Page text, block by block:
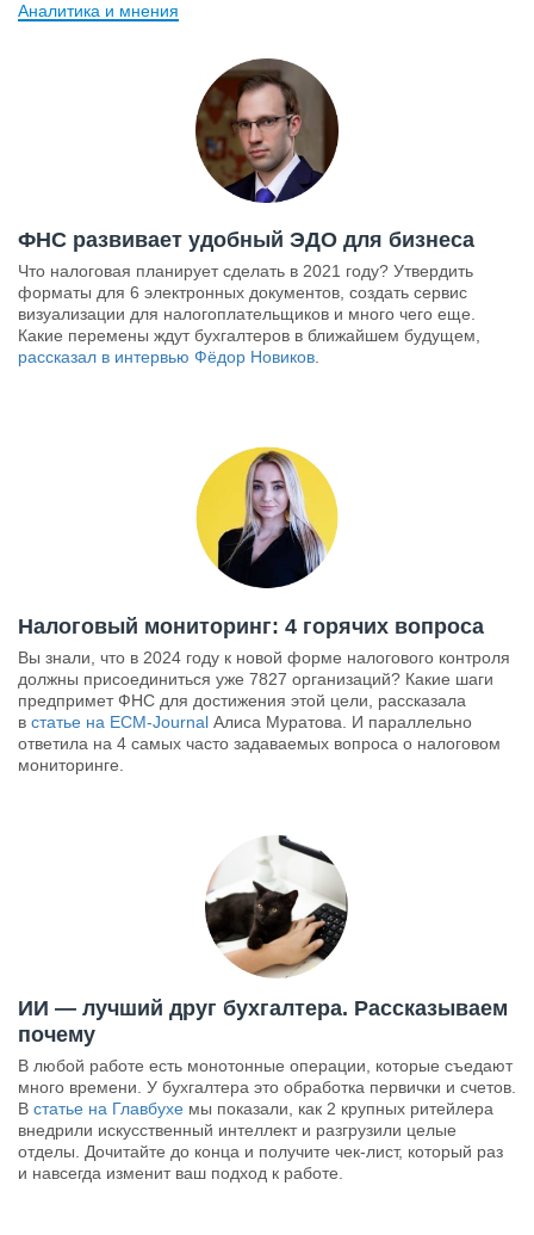
Аналитика и мнения
ФНС развивает удобный ЭДО для бизнеса
Что налоговая планирует сделать в 2021 году? Утвердить
форматы для 6 электронных документов, создать сервис
визуализации для налогоплательщиков и много чего еще.
Какие перемены ждут бухгалтеров в ближайшем будущем,
рассказал в интервью Фёдор Новиков
Налоговый мониторинг: 4 горячих вопроса
Вы знали, что в 2024 году к новой форме налогового контроля
должны присоединиться уже 7827 организаций? Какие шаги
предпримет ФНС для достижения этой цели, рассказала
в статье на ECM-Journal Алиса Муратова. И параллельно
ответила на 4 самых часто задаваемых вопроса о налоговом
мониторинге.
ИИ — лучший друг бухгалтера. Рассказываем
почему
В любой работе есть монотонные операции, которые съедают
много времени. У бухгалтера это обработка первички и счетов.
В статье на Главбухе мы показали, как 2 крупных ритейлера
внедрили искусственный интеллект и разгрузили целые
отделы. Дочитайте до конца и получите чек-лист, который раз
и навсегда изменит ваш подход к работе.